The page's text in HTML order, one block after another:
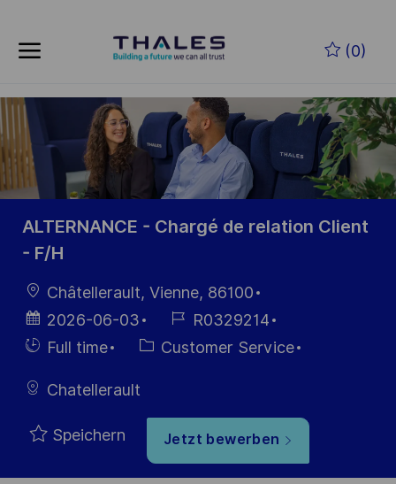
(0)
-
ALTERNANCE - Chargé de relation Client
- F/H
Ort
Châtellerault, Vienne, 86100
Datum der
Veröffentlichung
2026-06-03
Job-
ID
R0329214
Einstellunngstyp
Full time Kategorie
Customer Service
Chatellerault
Speichern Jetzt bewerben